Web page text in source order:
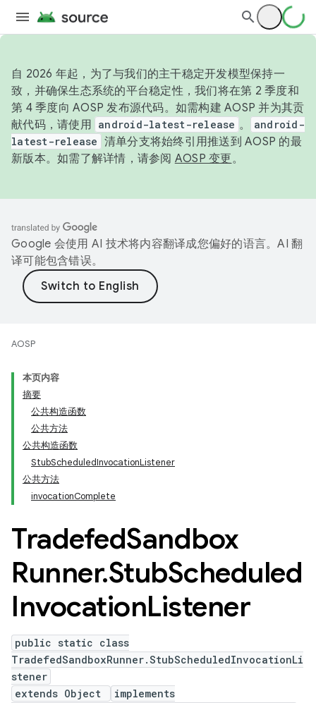
自 2026 年起，为了与我们的主干稳定开发模型保持一
致，并确保生态系统的平台稳定性，我们将在第 2 季度和
第 4 季度向 AOSP 发布源代码。如需构建 AOSP 并为其贡
献代码，请使用 android-latest-release 。
android-
latest-release 清单分支将始终引用推送到 AOSP 的最
新版本。如需了解详情，请参阅 AOSP 变更。
Google 会使用 AI 技术将内容翻译成您偏好的语言。AI 翻
译可能包含错误。
AOSP
本页内容
摘要
公共构造函数
公共方法
公共构造函数
StubScheduledInvocationListener
公共方法
invocationComplete
TradefedSandbox
Runner.StubScheduled
InvocationListener
public static class
TradefedSandboxRunner.StubScheduledInvocationLi
stener
extends Object
implements